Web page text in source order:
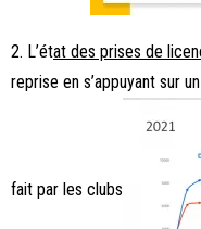
2. L’état des prises de
reprise en s’appuyant sur
fait par les clubs